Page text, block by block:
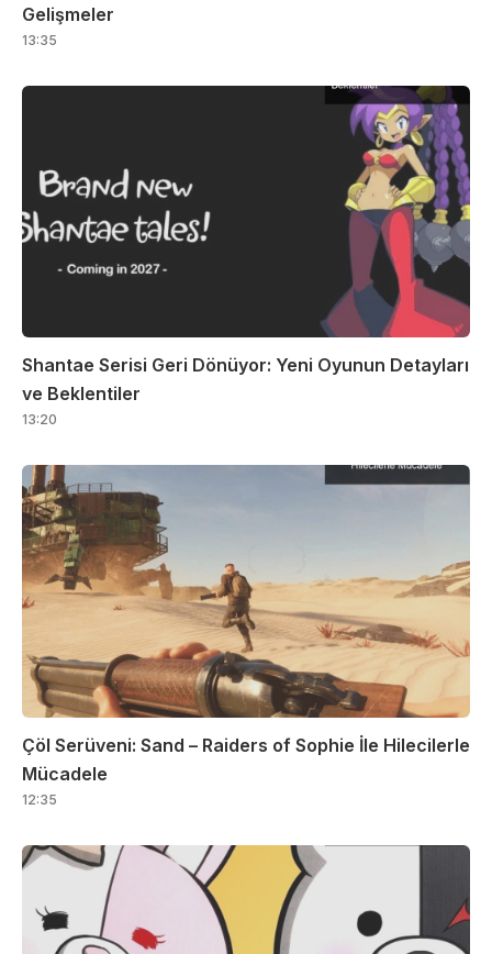
Gelişmeler
13:35
Shantae Serisi Geri Dönüyor: Yeni Oyunun Detayları
ve Beklentiler
13:20
Çöl Serüveni: Sand – Raiders of Sophie İle Hilecilerle
Mücadele
12:35